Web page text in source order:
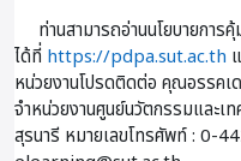
ท่านสามารถอ่านนโยบายการ
ได้ที่ https://pdpa.sut.ac.th
หน่วยงานโปรดติดต่อ คุณอรรคเ
จําหน่วยงานศูนย์นวัตกรรมและเ
สุรนารี หมายเลขโทรศัพท์ : 0-